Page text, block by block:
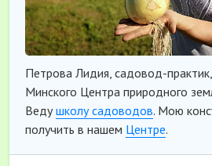
Петрова Лидия, садовод-
Минского Центра природного
Ведушколу садоводов. Мою
получить в нашем Центре.